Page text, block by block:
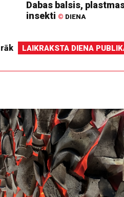
Dabas balsis,
insekti © DIENA
LAIKRAKSTA DIENA